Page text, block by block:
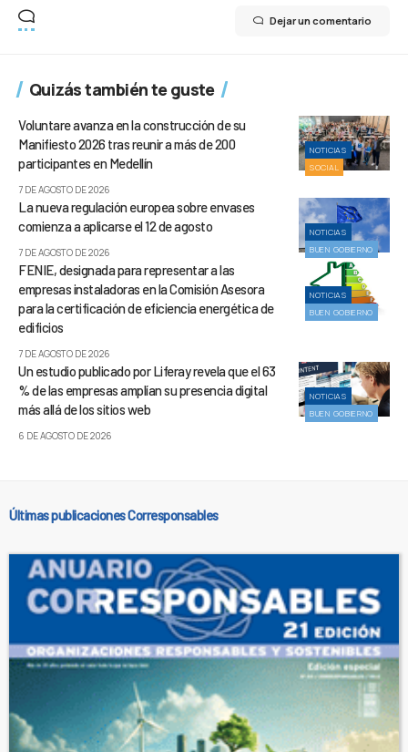
Dejar un comentario
Quizás también te guste
NOTICIAS
SOCIAL
Voluntare avanza en la construcción de su
Manifiesto 2026 tras reunir a más de 200
participantes en Medellín
7 DE AGOSTO DE 2026
NOTICIAS
BUEN GOBIERNO
La nueva regulación europea sobre envases
comienza a aplicarse el 12 de agosto
7 DE AGOSTO DE 2026
NOTICIAS
BUEN GOBIERNO
FENIE, designada para representar a las
empresas instaladoras en la Comisión Asesora
para la certificación de eficiencia energética de
edificios
7 DE AGOSTO DE 2026
NOTICIAS
BUEN GOBIERNO
Un estudio publicado por Liferay revela que el 63
% de las empresas amplían su presencia digital
más allá de los sitios web
6 DE AGOSTO DE 2026
Últimas publicaciones Corresponsables